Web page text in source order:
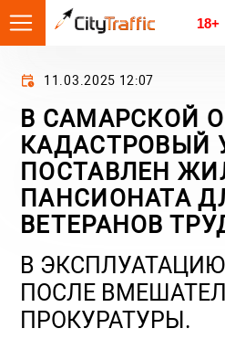
18+
11.03.2025 12:07
В САМАРСКОЙ
КАДАСТРОВЫЙ
ПОСТАВЛЕН
ПАНСИОНАТА
ВЕТЕРАНОВ
В
ПОСЛЕ
ПРОКУРАТУРЫ.